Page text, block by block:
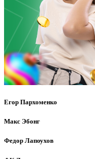
Егор Пархоменко
Макс Эбонг
Федор Лапоухов